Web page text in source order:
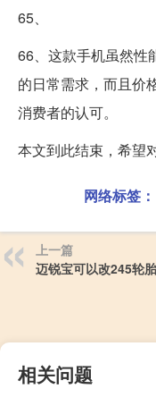
65、
66、这款手机虽然性
的日常需求，而且价
消费者的认可。
本文到此结束，希望
网络标签：
上一篇
迈锐宝可以改245轮
相关问题